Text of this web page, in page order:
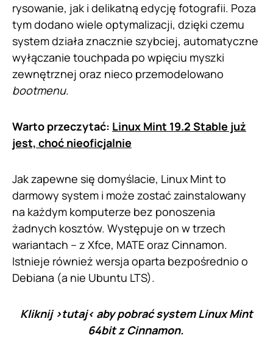
rysowanie, jak i delikatną edycję fotografii. Poza
tym dodano wiele optymalizacji, dzięki czemu
system działa znacznie szybciej, automatyczne
wyłączanie touchpada po wpięciu myszki
zewnętrznej oraz nieco przemodelowano
bootmenu.
Warto przeczytać: Linux Mint 19.2 Stable już
jest, choć nieoficjalnie
Jak zapewne się domyślacie, Linux Mint to
darmowy system i może zostać zainstalowany
na każdym komputerze bez ponoszenia
żadnych kosztów. Występuje on w trzech
wariantach – z Xfce, MATE oraz Cinnamon.
Istnieje również wersja oparta bezpośrednio o
Debiana (a nie Ubuntu LTS).
Kliknij >tutaj< aby pobrać system Linux Mint
64bit z Cinnamon.